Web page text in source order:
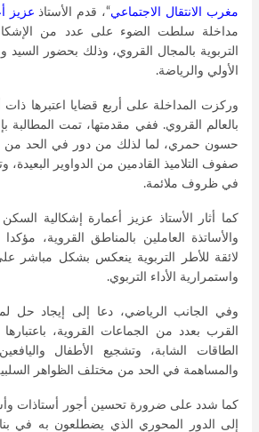
مغرب الانتقال الاجتماعي“، قدم الأستاذ عزيز
مداخلة سلطت الضوء على عدد من
التربوية بالمجال القروي، وذلك بحضور السيد
الأولي والرياضة.
وركزت المداخلة على أربع قضايا اعتبرها ذات
بالعالم القروي. ففي مقدمتها، تمت المطالبة
حسون حمري، لما لذلك من دور في الحد من
صفوف التلاميذ القادمين من الدواوير البعيدة،
في ظروف ملائمة.
كما أثار الأستاذ عزيز أعمارة إشكالية السكن
والأساتذة العاملين بالمناطق القروية،
لائقة للأطر التربوية ينعكس بشكل مباشر
واستمرارية الأداء التربوي.
وفي الجانب الرياضي، دعا إلى إيجاد حل
القرب بعدد من الجماعات القروية،
الطاقات الشابة، وتشجيع الأطفال
والمساهمة في الحد من مختلف الظواهر
كما شدد على ضرورة تحسين أجور أستاذات
إلى الدور المحوري الذي يضطلعون به في